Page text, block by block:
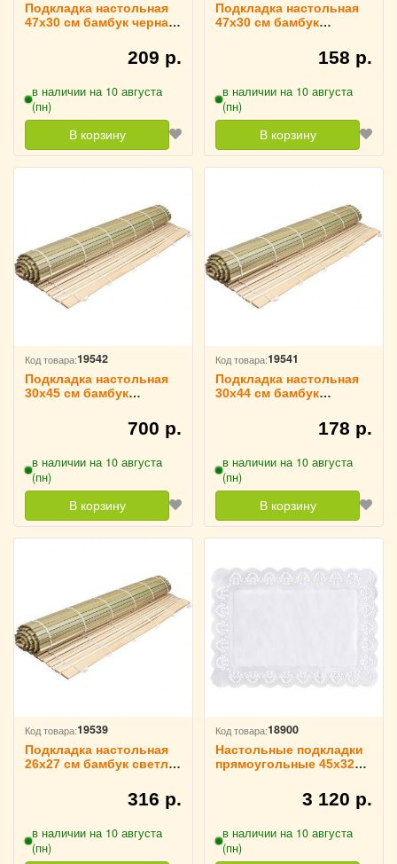
Подкладка настольная
47x30 см бамбук черная,
209 р.
в наличии на 10 августа
(пн)
В корзину
Подкладка настольная
47x30 см бамбук
HONEST 3201022158 р.
в наличии на 10 августа
(пн)
В корзину
Код товара:19542
Подкладка настольная
30x45 см бамбук
700 р.
в наличии на 10 августа
(пн)
В корзину
Код товара:19541
Подкладка настольная
30x44 см бамбук
178 р.
в наличии на 10 августа
(пн)
В корзину
Код товара:19539
Подкладка настольная
26x27 см бамбук светло-
316 р.
в наличии на 10 августа
(пн)
Код товара:18900
Настольные подкладки
прямоугольные 45x32
3 120 р.
в наличии на 10 августа
(пн)